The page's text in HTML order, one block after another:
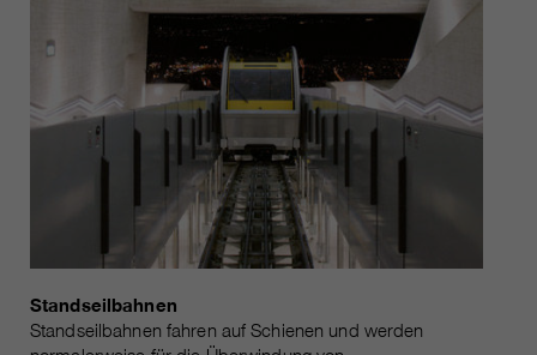
Standseilbahnen
Standseilbahnen fahren auf Schienen und werden